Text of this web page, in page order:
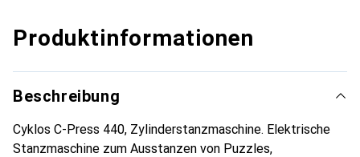
Produktinformationen
Beschreibung
Cyklos C-Press 440, Zylinderstanzmaschine. Elektrische
Stanzmaschine zum Ausstanzen von Puzzles,